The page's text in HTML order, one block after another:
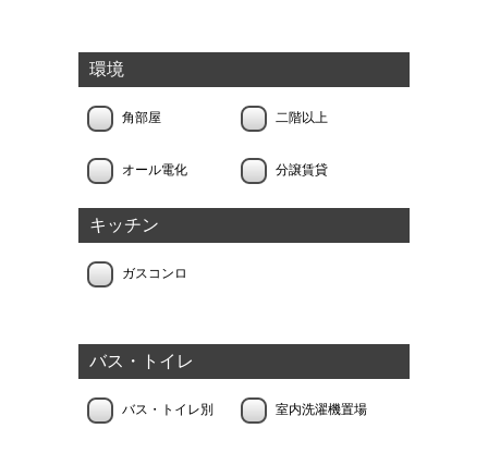
環境
角部屋 二階以上
オール電化 分譲賃貸
キッチン
ガスコンロ
バス・トイレ
バス・トイレ別 室内洗濯機置場